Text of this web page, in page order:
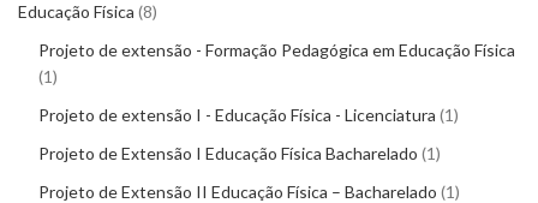
Educação Física 8
Projeto de extensão - Formação Pedagógica em Educação Física
1
Projeto de extensão I - Educação Física - Licenciatura 1
Projeto de Extensão I Educação Física Bacharelado 1
Projeto de Extensão II Educação Física – Bacharelado 1